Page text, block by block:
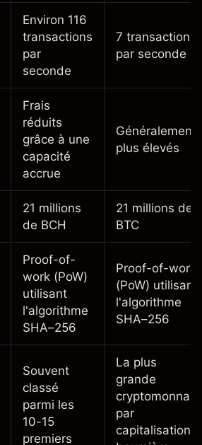
Environ 116
transactions
par
seconde
7 transactions
par seconde
Frais
réduits
grâce à une
capacité
accrue
Généralement
plus élevés
21 millions
de BCH
21 millions de
BTC
Proof-of-
work (PoW)
utilisant
l'algorithme
SHA–256
Proof-of-work
(PoW) utilisant
l'algorithme
SHA–256
Souvent
classé
parmi les
10-15
premiers
La plus
grande
cryptomonnaie
par
capitalisation